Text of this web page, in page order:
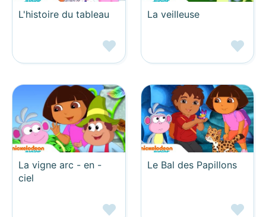
L'histoire du tableau La veilleuse
La vigne arc - en -
ciel
Le Bal des Papillons